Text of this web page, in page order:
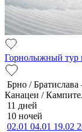
Горнолыжный тур
Брно /
Канацеи /
11 дней
10 ночей
02.01 04.01 19.02